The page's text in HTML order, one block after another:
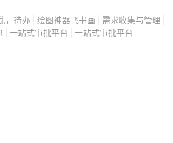
白耗了不少写
来求好处的，
，待办 绘图神器飞书画
需求收集与管理
一站式审批平台 一站式审批平台